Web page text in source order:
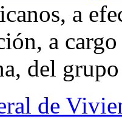
a
a
del
de